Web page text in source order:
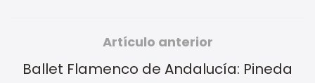
Artículo anterior
Ballet Flamenco de Andalucía: Pineda